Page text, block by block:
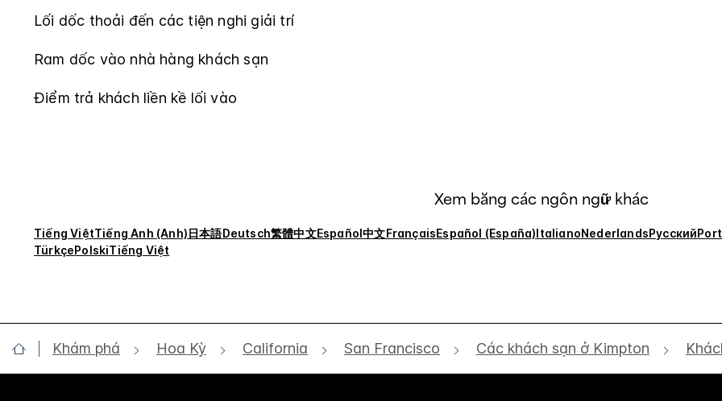
Lối dốc thoải đến các tiện nghi giải trí
Ram dốc vào nhà hàng khách sạn
Điểm trả khách liền kề lối vào
Xem bằng các ngôn ngữ khác
Tiếng ViệtTiếng Anh (Anh)日本語Deutsch繁體中文Español中文FrançaisEspañol (España)ItalianoNederlandsРусский
TürkçePolskiTiếng Việt
Khám phá Hoa Kỳ California San Francisco Các khách sạn ở Kimpton